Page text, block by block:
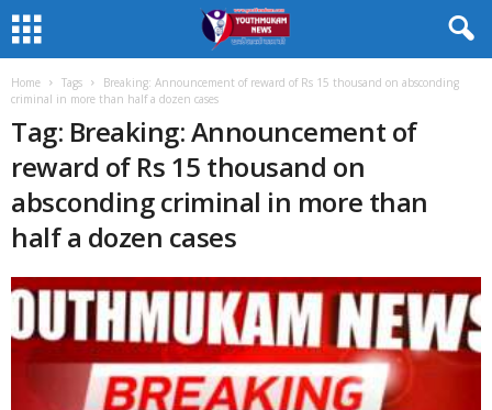
Home Tags
Breaking: Announcement of reward of Rs 15 thousand on absconding
criminal in more than half a dozen cases
Tag: Breaking: Announcement of
reward of Rs 15 thousand on
absconding criminal in more than
half a dozen cases